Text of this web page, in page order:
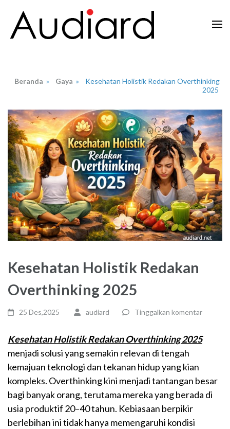
konten
Beranda » Gaya »
Kesehatan Holistik Redakan Overthinking
2025
Kesehatan Holistik Redakan
Overthinking 2025
25 Des,2025 audiard Tinggalkan komentar
Kesehatan Holistik Redakan Overthinking 2025
menjadi solusi yang semakin relevan di tengah
kemajuan teknologi dan tekanan hidup yang kian
kompleks. Overthinking kini menjadi tantangan besar
bagi banyak orang, terutama mereka yang berada di
usia produktif 20–40 tahun. Kebiasaan berpikir
berlebihan ini tidak hanya memengaruhi kondisi